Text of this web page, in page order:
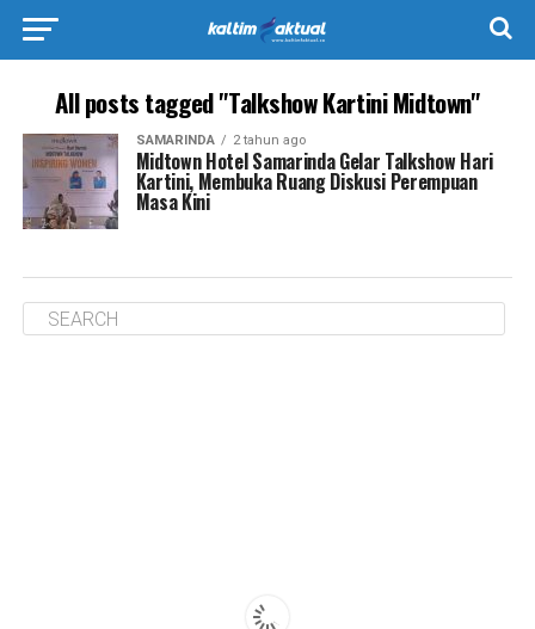
All posts tagged "Talkshow Kartini Midtown"
SAMARINDA 2 tahun ago
Midtown Hotel Samarinda Gelar Talkshow Hari
Kartini, Membuka Ruang Diskusi Perempuan
Masa Kini